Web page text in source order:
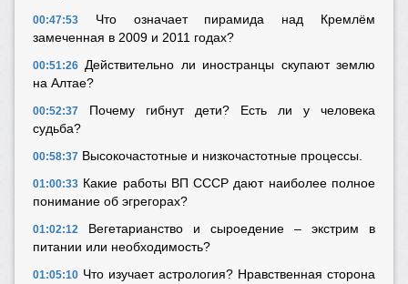
00:47:53 Что означает пирамида над Кремлём
замеченная в 2009 и 2011 годах?
00:51:26 Действительно ли иностранцы скупают землю
на Алтае?
00:52:37 Почему гибнут дети? Есть ли у человека
судьба?
00:58:37 Высокочастотные и низкочастотные процессы.
01:00:33 Какие работы ВП СССР дают наиболее полное
понимание об эгрегорах?
01:02:12
Вегетарианство и сыроедение – экстрим в
питании или необходимость?
01:05:10 Что изучает астрология? Нравственная сторона